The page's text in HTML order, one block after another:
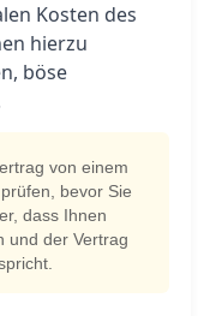
Kosten des
hierzu
böse
von einem
bevor Sie
dass Ihnen
und der Vertrag